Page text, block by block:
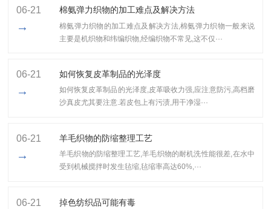
06-21
→
棉氨弹力织物的加工难点及解决方法
棉氨弹力织物的加工难点及解决方法,棉氨弹力织物一般来说
主要是机织物和纬编织物,经编织物不常见,这不仅···
06-21
→
如何恢复皮革制品的光泽度
如何恢复皮革制品的光泽度,皮革吸收力强,应注意防污,高档磨
沙真皮尤其要注意.若皮包上有污渍,用干净湿···
06-21
→
羊毛织物的防缩整理工艺
羊毛织物的防缩整理工艺,​羊毛织物的耐机洗性能很差,在水中
受到机械搅拌时发生毡缩,毡缩率高达60%,···
06-21 掉色纺织品可能有毒